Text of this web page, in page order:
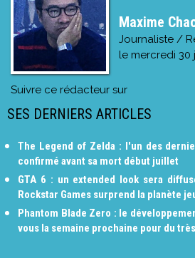
Maxime
Journaliste /
le mercredi 30
Suivre ce rédacteur sur
SES DERNIERS ARTICLES
The Legend of Zelda : l'un des
confirmé avant sa mort début juillet
GTA 6 : un extended look sera
Rockstar Games surprend la planète
Phantom Blade Zero : le
vous la semaine prochaine pour du